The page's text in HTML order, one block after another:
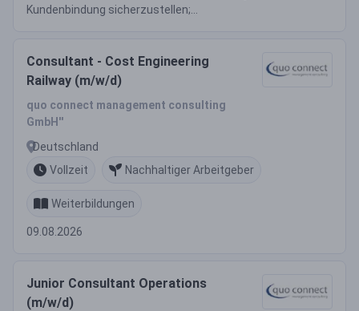
Kundenbindung sicherzustellen;...
Consultant - Cost Engineering
Railway (m/w/d)
quo connect management consulting
GmbH''
Deutschland
Vollzeit
Nachhaltiger Arbeitgeber
Weiterbildungen
09.08.2026
Junior Consultant Operations
(m/w/d)